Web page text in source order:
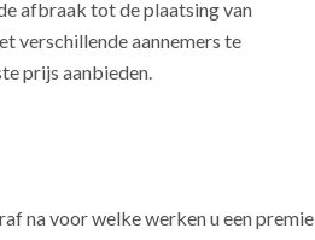
afbraak tot de plaatsing van
verschillende aannemers te
prijs aanbieden.
na voor welke werken u een premie